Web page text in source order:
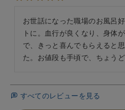
お世話になった職場のお風呂
トに。血行が良くなり、身体
で、きっと喜んでもらえると
た。お値段も手頃で、ちょうど
すべてのレビューを見る